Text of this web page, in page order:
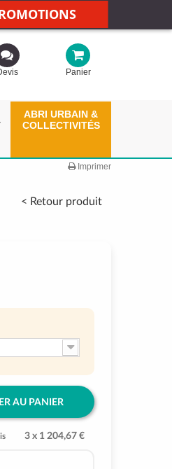
Panier
ABRI URBAIN &
COLLECTIVITÉS
Imprimer
< Retour produit
AU PANIER
3 x 1 204,67 €